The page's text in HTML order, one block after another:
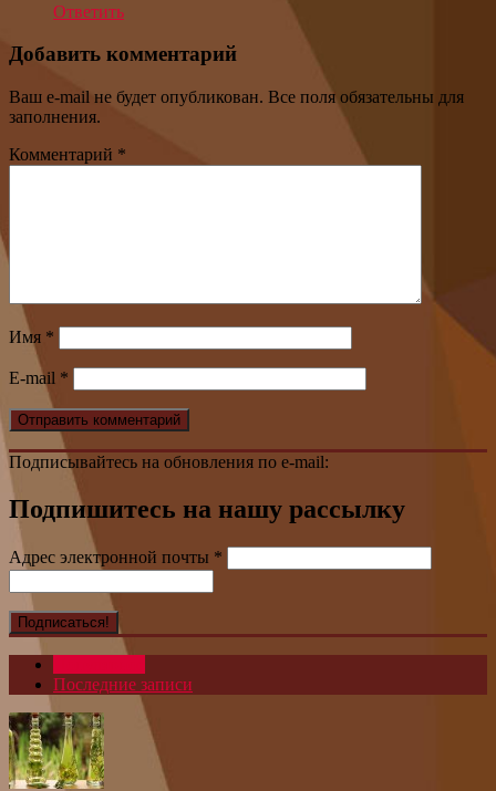
Ответить
Добавить комментарий
Ваш e-mail не будет опубликован. Все поля обязательны для
заполнения.
Комментарий *
Имя *
E-mail *
Подписывайтесь на обновления по e-mail:
Подпишитесь на нашу рассылку
Адрес электронной почты *
Последние записи